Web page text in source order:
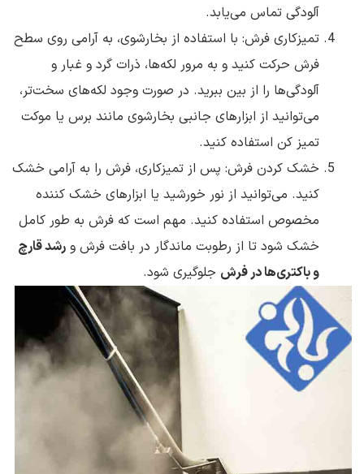
آلودگی تماس می‌یابد.
تمیزکاری فرش: با استفاده از بخارشوی، به آرامی روی سطح
فرش حرکت کنید و به مرور لکه‌ها، ذرات گرد و غبار و
آلودگی‌ها را از بین ببرید. در صورت وجود لکه‌های سخت‌تر،
می‌توانید از ابزارهای جانبی بخارشوی مانند برس یا موکت
تمیز کن استفاده کنید.
خشک کردن فرش: پس از تمیزکاری، فرش را به آرامی خشک
کنید. می‌توانید از نور خورشید یا ابزارهای خشک کننده
مخصوص استفاده کنید. مهم است که فرش به طور کامل
خشک شود تا از رطوبت ماندگار در بافت فرش و رشد قارچ
و باکتری‌ها در فرش جلوگیری شود.